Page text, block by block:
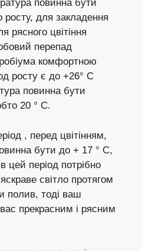
повинна бути
для закладення
рясного цвітіння
перепад
комфортною
росту є до +26° C
повинна бути
20 ° C.
, перед цвітінням,
бути до + 17 ° C,
цей період потрібно
світло протягом
полив, тоді ваш
прекрасним і рясним